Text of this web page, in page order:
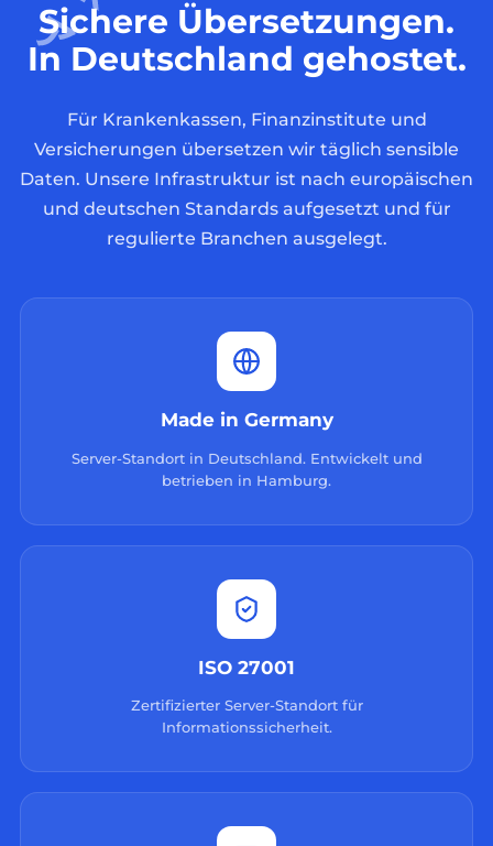
Sichere Übersetzungen.
In Deutschland gehostet.
Für Krankenkassen, Finanzinstitute und
Versicherungen übersetzen wir täglich sensible
Daten. Unsere Infrastruktur ist nach europäischen
und deutschen Standards aufgesetzt und für
regulierte Branchen ausgelegt.
Made in Germany
Server-Standort in Deutschland. Entwickelt und
betrieben in Hamburg.
ISO 27001
Zertifizierter Server-Standort für
Informationssicherheit.